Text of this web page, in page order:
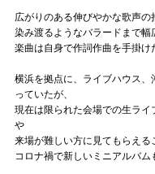
Official SNS
広がりのある伸びやかな歌声
染み渡るようなバラードまで幅
楽曲は自身で作詞作曲を手掛け
横浜を拠点に、ライブハウス
っていたが、
現在は限られた会場での生ラ
や
来場が難しい方に見てもらえる
コロナ禍で新しいミニアルバム